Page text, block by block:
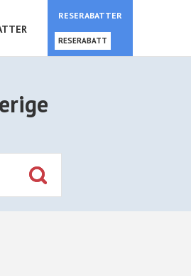
RESERABATTER
RESERABATT